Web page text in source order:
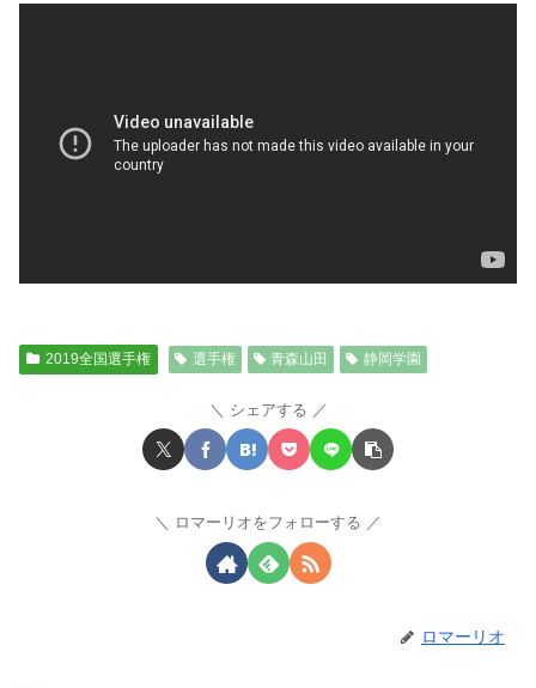
2019全国選手権 選手権 青森山田 静岡学園
シェアする
ロマーリオをフォローする
ロマーリオ